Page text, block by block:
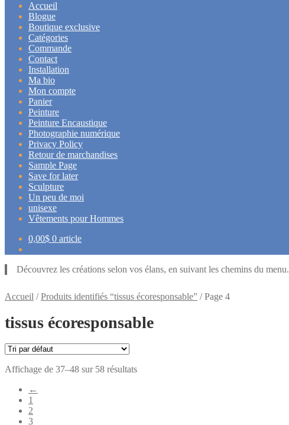
Accueil
Blogue
Boutique exclusive
Catégories
Commande
Contact
Installation
Ma bio
Mon compte
Panier
Peinture
Peinture Encaustique
Photographie numérique
Privacy Policy
Retour de marchandises
Sample Page
Save for later
Sculpture
Un peu de moi
unisexe
Vêtements pour Hommes
0,00$ 0 article
Découvrez les créations selon vos élans, en suivant les chemins du menu.
Accueil /Produits identifiés “tissus écoresponsable” /Page 4
tissus écoresponsable
Affichage de 37–48 sur 58 résultats
←
1
2
3